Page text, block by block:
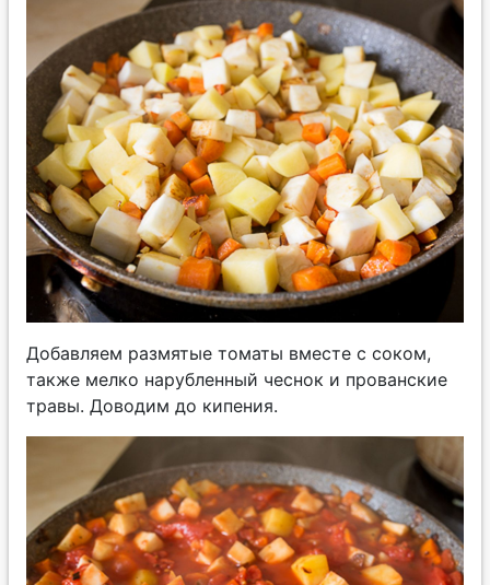
Добавляем размятые томаты вместе с соком,
также мелко нарубленный чеснок и прованские
травы. Доводим до кипения.